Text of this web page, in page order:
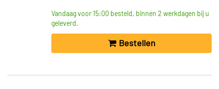
Vandaag voor 15:00 besteld, binnen 2 werkdagen bij u
geleverd.
Bestellen